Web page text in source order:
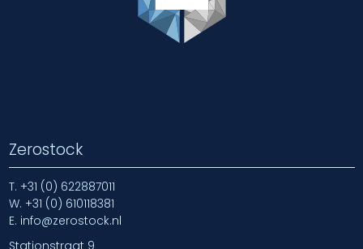
Zerostock
T. +31 (0) 622887011
W. +31 (0) 610118381
E. info@zerostock.nl